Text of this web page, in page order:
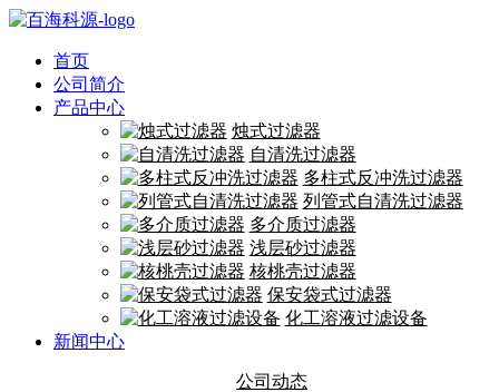
首页
公司简介
产品中心
烛式过滤器
自清洗过滤器
多柱式反冲洗过滤器
列管式自清洗过滤器
多介质过滤器
浅层砂过滤器
核桃壳过滤器
保安袋式过滤器
化工溶液过滤设备
新闻中心
公司动态